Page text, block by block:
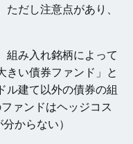
だし注意点があり、
組み入れ銘柄によって
きい債券ファンド」と
ル建て以外の債券の組
ァンドはヘッジコス
からない）